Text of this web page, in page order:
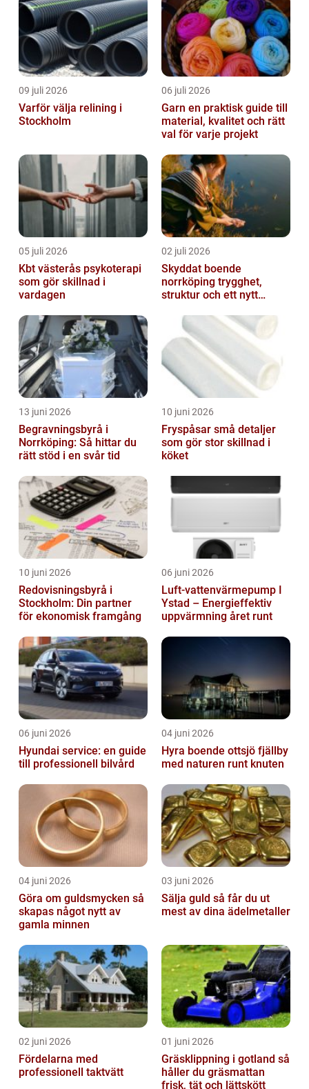
09 juli 2026
Varför välja relining i
Stockholm
06 juli 2026
Garn en praktisk guide till
material, kvalitet och rätt
val för varje projekt
05 juli 2026
Kbt västerås psykoterapi
som gör skillnad i
vardagen
02 juli 2026
Skyddat boende
norrköping trygghet,
struktur och ett nytt
13 juni 2026
Begravningsbyrå i
Norrköping: Så hittar du
rätt stöd i en svår tid
10 juni 2026
Fryspåsar små detaljer
som gör stor skillnad i
köket
10 juni 2026
Redovisningsbyrå i
Stockholm: Din partner
för ekonomisk framgång
06 juni 2026
Luft-vattenvärmepump I
Ystad – Energieffektiv
uppvärmning året runt
06 juni 2026
Hyundai service: en guide
till professionell bilvård
04 juni 2026
Hyra boende ottsjö fjällby
med naturen runt knuten
04 juni 2026
Göra om guldsmycken så
skapas något nytt av
gamla minnen
03 juni 2026
Sälja guld så får du ut
mest av dina ädelmetaller
02 juni 2026
Fördelarna med
professionell taktvätt
01 juni 2026
Gräsklippning i gotland så
håller du gräsmattan
frisk, tät och lättskött